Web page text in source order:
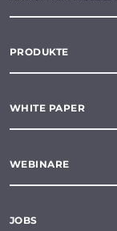
PRODUKTE
WHITE PAPER
WEBINARE
JOBS